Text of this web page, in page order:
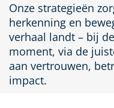
Onze strategieën
herkenning en
verhaal landt – bij
moment, via de
aan vertrouwen,
impact.